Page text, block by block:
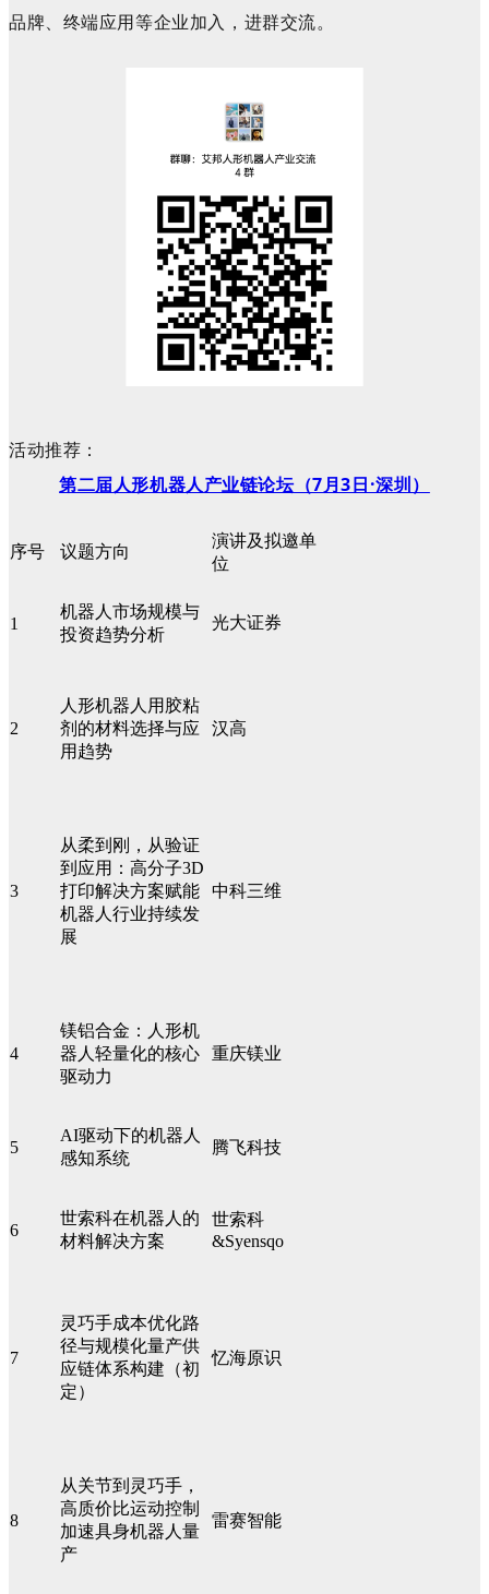
品牌、终端应用等企业加入，进群交流。
活动推荐：
第二届人形机器人产业链论坛（7月3日·深圳）
序号 议题方向
演讲及拟邀单
位
1
机器人市场规模与
投资趋势分析
光大证券
2
人形机器人用胶粘
剂的材料选择与应
用趋势
汉高
3
从柔到刚，从验证
到应用：高分子3D
打印解决方案赋能
机器人行业持续发
展
中科三维
4
镁铝合金：人形机
器人轻量化的核心
驱动力
重庆镁业
5
AI驱动下的机器人
感知系统
腾飞科技
6
世索科在机器人的
材料解决方案
世索科
&Syensqo
7
灵巧手成本优化路
径与规模化量产供
应链体系构建（初
定）
忆海原识
8
从关节到灵巧手，
高质价比运动控制
加速具身机器人量
产
雷赛智能